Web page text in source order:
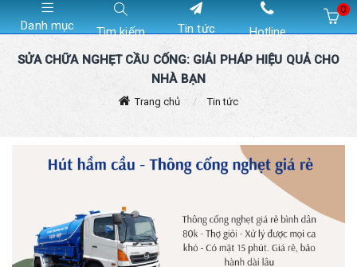
Danh mục Tìm kiếm Tin tức Hotline
0
SỬA CHỮA NGHẸT CẦU CỐNG: GIẢI PHÁP HIỆU QUẢ CHO
NHÀ BẠN
Trang chủ Tin tức